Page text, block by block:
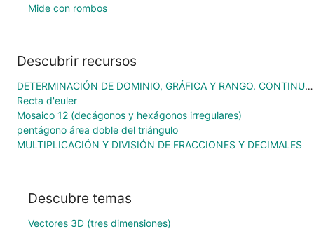
Mide con rombos
Descubrir recursos
DETERMINACIÓN DE DOMINIO, GRÁFICA Y RANGO. CONTINUACIÓN.
Recta d'euler
Mosaico 12 (decágonos y hexágonos irregulares)
pentágono área doble del triángulo
MULTIPLICACIÓN Y DIVISIÓN DE FRACCIONES Y DECIMALES
Descubre temas
Vectores 3D (tres dimensiones)